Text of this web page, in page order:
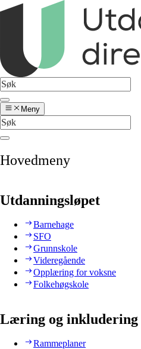
Meny
Hovedmeny
Utdanningsløpet
Barnehage
SFO
Grunnskole
Videregående
Opplæring for voksne
Folkehøgskole
Læring og inkludering
Rammeplaner